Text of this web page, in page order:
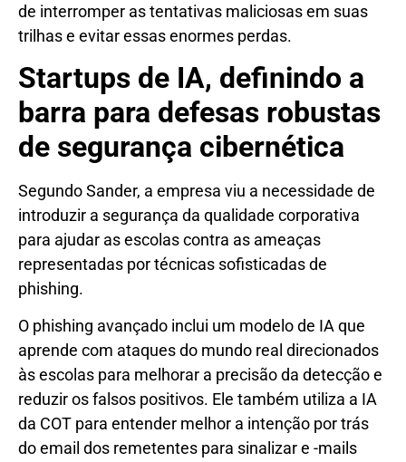
de interromper as tentativas maliciosas em suas
trilhas e evitar essas enormes perdas.
Startups de IA, definindo a
barra para defesas robustas
de segurança cibernética
Segundo Sander, a empresa viu a necessidade de
introduzir a segurança da qualidade corporativa
para ajudar as escolas contra as ameaças
representadas por técnicas sofisticadas de
phishing.
O phishing avançado inclui um modelo de IA que
aprende com ataques do mundo real direcionados
às escolas para melhorar a precisão da detecção e
reduzir os falsos positivos. Ele também utiliza a IA
da COT para entender melhor a intenção por trás
do email dos remetentes para sinalizar e -mails